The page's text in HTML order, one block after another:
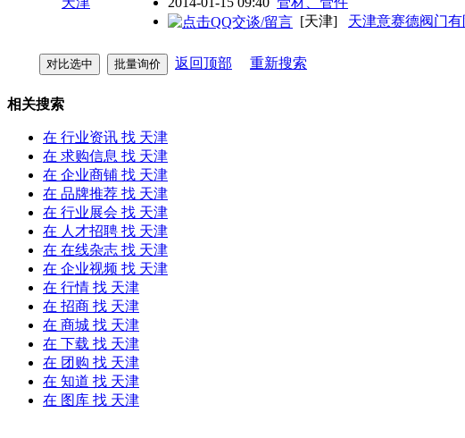
[天津]
天津意赛德阀门有
返回顶部 重新搜索
相关搜索
在 行业资讯 找 天津
在 求购信息 找 天津
在 企业商铺 找 天津
在 品牌推荐 找 天津
在 行业展会 找 天津
在 人才招聘 找 天津
在 在线杂志 找 天津
在 企业视频 找 天津
在 行情 找 天津
在 招商 找 天津
在 商城 找 天津
在 下载 找 天津
在 团购 找 天津
在 知道 找 天津
在 图库 找 天津